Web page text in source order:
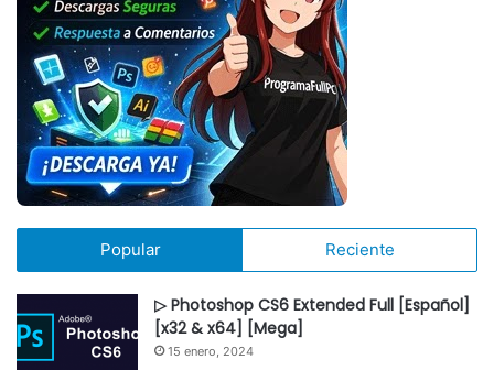
Popular Reciente
▷ Photoshop CS6 Extended Full [Español]
[x32 & x64] [Mega]
15 enero, 2024